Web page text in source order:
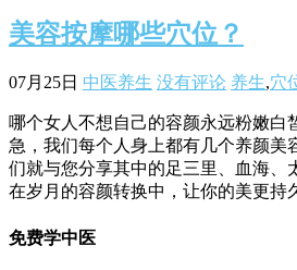
美容按摩哪些穴位？
07月25日 中医养生 没有评论 养生,穴
哪个女人不想自己的容颜永远粉嫩白
急，我们每个人身上都有几个养颜美
们就与您分享其中的足三里、血海、
在岁月的容颜转换中，让你的美更持
免费学中医